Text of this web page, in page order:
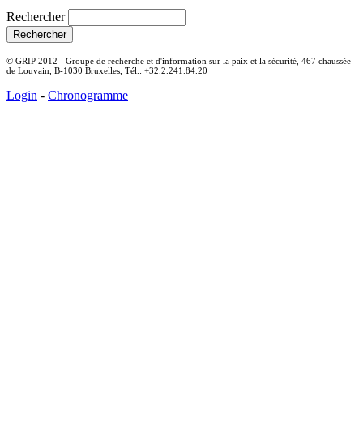
Rechercher
© GRIP 2012 - Groupe de recherche et d'information sur la paix et la sécurité, 467 chaussée
de Louvain, B-1030 Bruxelles, Tél.: +32.2.241.84.20
Login - Chronogramme